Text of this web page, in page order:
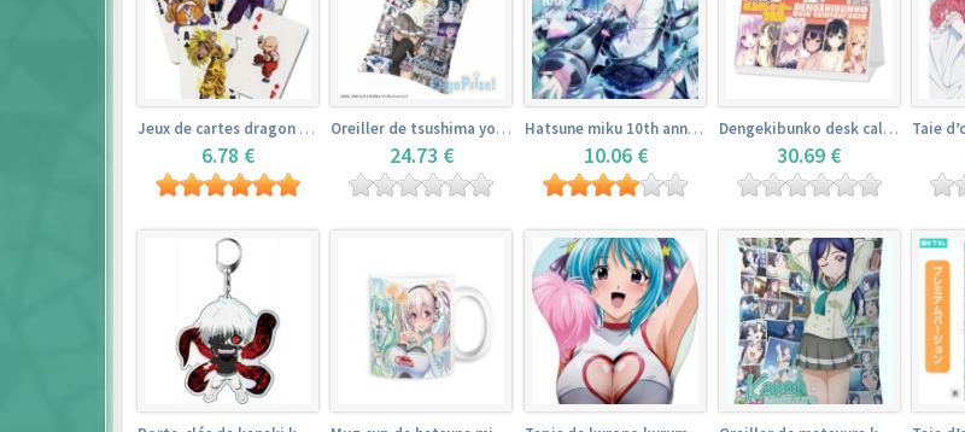
Jeux de cartes dragon ball
6.78 €
Oreiller de tsushima yoshiko (35cm×53cm) – love live! sunshine!!
24.73 €
Hatsune miku 10th anniversary book
10.06 €
Dengekibunko desk calendar 2018
30.69 €